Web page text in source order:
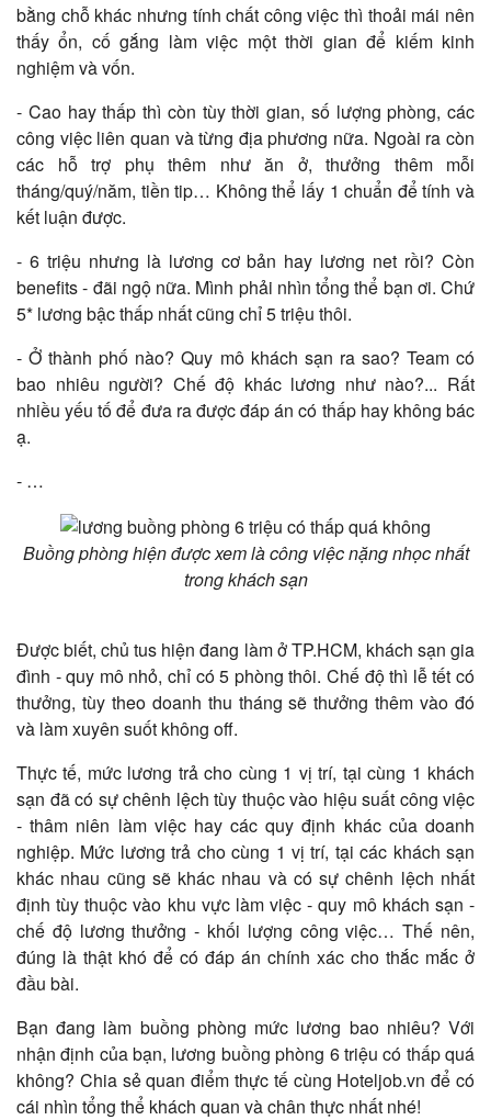
bằng chỗ khác nhưng tính chất công việc thì thoải mái nên
thấy ổn, cố gắng làm việc một thời gian để kiếm kinh
nghiệm và vốn.
- Cao hay thấp thì còn tùy thời gian, số lượng phòng, các
công việc liên quan và từng địa phương nữa. Ngoài ra còn
các hỗ trợ phụ thêm như ăn ở, thưởng thêm mỗi
tháng/quý/năm, tiền tip… Không thể lấy 1 chuẩn để tính và
kết luận được.
- 6 triệu nhưng là lương cơ bản hay lương net rồi? Còn
benefits - đãi ngộ nữa. Mình phải nhìn tổng thể bạn ơi. Chứ
5* lương bậc thấp nhất cũng chỉ 5 triệu thôi.
- Ở thành phố nào? Quy mô khách sạn ra sao? Team có
bao nhiêu người? Chế độ khác lương như nào?... Rất
nhiều yếu tố để đưa ra được đáp án có thấp hay không bác
ạ.
- …
Buồng phòng hiện được xem là công việc nặng nhọc nhất
trong khách sạn
Được biết, chủ tus hiện đang làm ở TP.HCM, khách sạn gia
đình - quy mô nhỏ, chỉ có 5 phòng thôi. Chế độ thì lễ tết có
thưởng, tùy theo doanh thu tháng sẽ thưởng thêm vào đó
và làm xuyên suốt không off.
Thực tế, mức lương trả cho cùng 1 vị trí, tại cùng 1 khách
sạn đã có sự chênh lệch tùy thuộc vào hiệu suất công việc
- thâm niên làm việc hay các quy định khác của doanh
nghiệp. Mức lương trả cho cùng 1 vị trí, tại các khách sạn
khác nhau cũng sẽ khác nhau và có sự chênh lệch nhất
định tùy thuộc vào khu vực làm việc - quy mô khách sạn -
chế độ lương thưởng - khối lượng công việc… Thế nên,
đúng là thật khó để có đáp án chính xác cho thắc mắc ở
đầu bài.
Bạn đang làm buồng phòng mức lương bao nhiêu? Với
nhận định của bạn, lương buồng phòng 6 triệu có thấp quá
không? Chia sẻ quan điểm thực tế cùng Hoteljob.vn để có
cái nhìn tổng thể khách quan và chân thực nhất nhé!